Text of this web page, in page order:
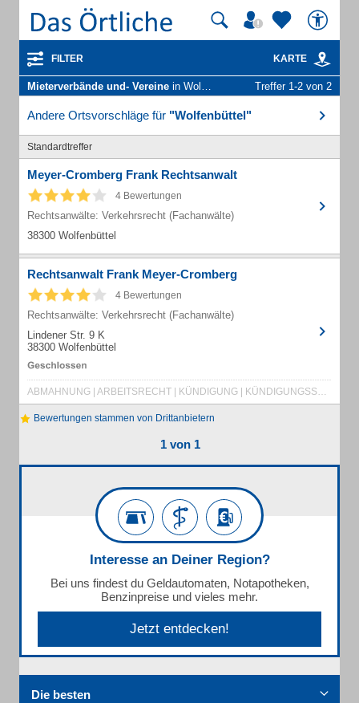
FILTER KARTE
Mieterverbände und- Vereine in Wolfenbüttel Treffer 1-2 von 2
Andere Ortsvorschläge für "Wolfenbüttel"
Standardtreffer
Meyer-Cromberg Frank Rechtsanwalt
4 Bewertungen
Rechtsanwälte: Verkehrsrecht (Fachanwälte)
38300 Wolfenbüttel
Rechtsanwalt Frank Meyer-Cromberg
4 Bewertungen
Rechtsanwälte: Verkehrsrecht (Fachanwälte)
Lindener Str. 9 K
38300 Wolfenbüttel
ABMAHNUNG | ARBEITSRECHT | KÜNDIGUNG | KÜNDIGUNGSSCHUTZ | LOHNFORDERUNG | MIETKAUTION
Bewertungen stammen von Drittanbietern
1 von 1
Interesse an Deiner Region?
Bei uns findest du Geldautomaten, Notapotheken,
Benzinpreise und vieles mehr.
Jetzt entdecken!
Die besten